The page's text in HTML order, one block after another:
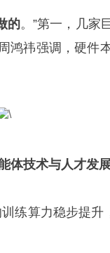
的。”第一，几家
祎强调，硬件
体技术与人才发
练算力稳步提